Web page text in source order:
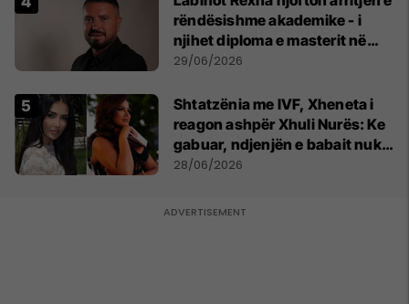
rëndësishme akademike - i
njihet diploma e masterit në
Psikologji në Zvicër
29/06/2026
Shtatzënia me IVF, Xheneta i
reagon ashpër Xhuli Nurës: Ke
gabuar, ndjenjën e babait nuk
mund t'ia plotësosh kurrë
28/06/2026